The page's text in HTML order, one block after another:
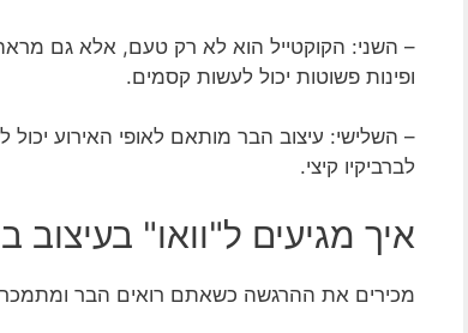
– השני: הקוקטייל הוא לא רק טעם, אלא גם
ופינות פשוטות יכול לעשות קסמים.
– השלישי: עיצוב הבר מותאם לאופי האירוע
לברביקיו קיצי.
איך מגיעים ל"וואו" בעיצוב בר? 5 כללים שלא תרצו
מכירים את ההרגשה כשאתם רואים הבר